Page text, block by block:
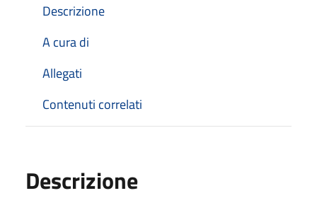
Descrizione
A cura di
Allegati
Contenuti correlati
Descrizione